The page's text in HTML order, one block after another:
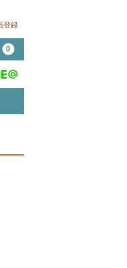
登録
0